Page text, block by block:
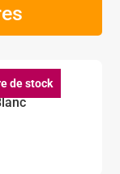
de stock